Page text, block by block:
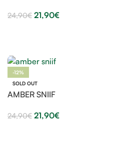
24,90€ 21,90€
-12%
SOLD OUT
AMBER SNIIF
24,90€ 21,90€